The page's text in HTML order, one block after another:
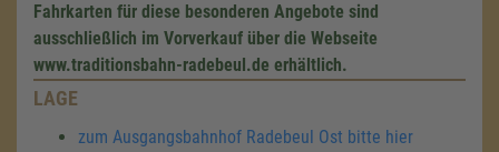
Fahrkarten für diese besonderen Angebote sind
ausschließlich im Vorverkauf über die Webseite
www.traditionsbahn-radebeul.de erhältlich.
LAGE
zum Ausgangsbahnhof Radebeul Ost bitte hier